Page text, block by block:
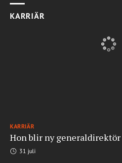
KARRIÄR
KARRIÄR
Hon blir ny
31 juli